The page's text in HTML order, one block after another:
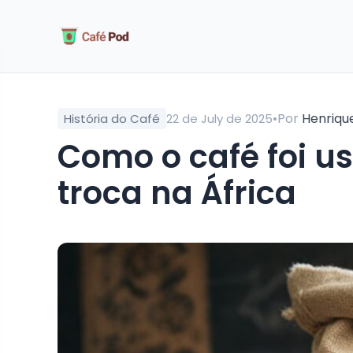
História do Café 22 de July de 2025•Por
como o café foi usado como moeda de
troca na África